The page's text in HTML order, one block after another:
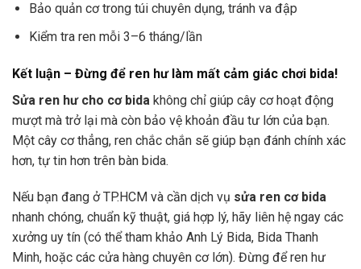
Bảo quản cơ trong túi chuyên dụng, tránh va đập
Kiểm tra ren mỗi 3–6 tháng/lần
Kết luận – Đừng để ren hư làm mất cảm giác chơi bida!
Sửa ren hư cho cơ bida không chỉ giúp cây cơ hoạt động
mượt mà trở lại mà còn bảo vệ khoản đầu tư lớn của bạn.
Một cây cơ thẳng, ren chắc chắn sẽ giúp bạn đánh chính xác
hơn, tự tin hơn trên bàn bida.
Nếu bạn đang ở TP.HCM và cần dịch vụ sửa ren cơ bida
nhanh chóng, chuẩn kỹ thuật, giá hợp lý, hãy liên hệ ngay các
xưởng uy tín (có thể tham khảo Anh Lý Bida, Bida Thanh
Minh, hoặc các cửa hàng chuyên cơ lớn). Đừng để ren hư